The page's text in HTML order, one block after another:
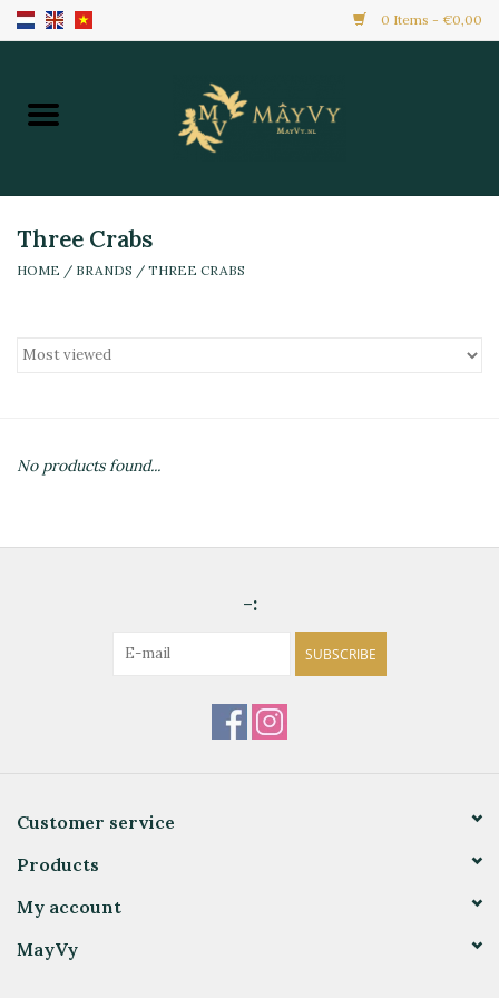
0 Items - €0,00
Home
Hàng Mới
Toàn Bộ Sản Phẩm
Three Crabs
HOME / BRANDS / THREE CRABS
No products found...
-:
SUBSCRIBE
Customer service
Products
My account
MayVy